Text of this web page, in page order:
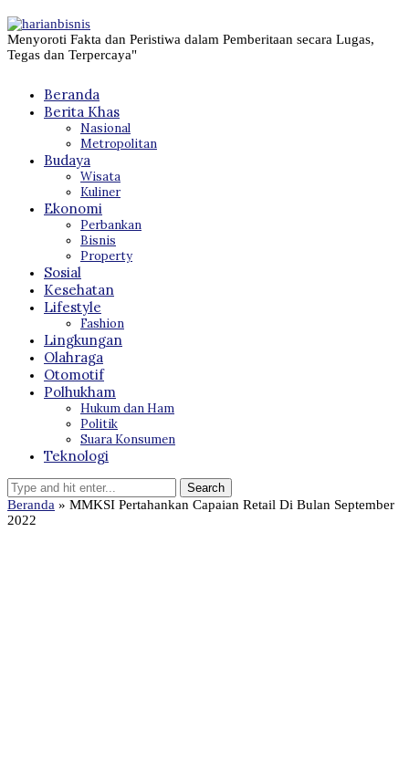
Menyoroti Fakta dan Peristiwa dalam Pemberitaan secara Lugas,
Tegas dan Terpercaya"
Beranda
Berita Khas
Nasional
Metropolitan
Budaya
Wisata
Kuliner
Ekonomi
Perbankan
Bisnis
Property
Sosial
Kesehatan
Lifestyle
Fashion
Lingkungan
Olahraga
Otomotif
Polhukham
Hukum dan Ham
Politik
Suara Konsumen
Teknologi
Beranda » MMKSI Pertahankan Capaian Retail Di Bulan September
2022